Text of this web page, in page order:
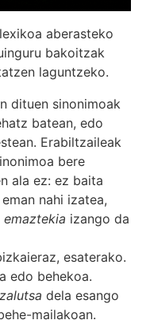
lexikoa aberasteko
bakoitzak
laguntzeko.
dituen sinonimoak
batean, edo
Erabiltzaileak
bere
ala ez: ez baita
nahi izatea,
emaztekia izango da
esaterako.
edo behekoa.
dela esango
mailakoan.